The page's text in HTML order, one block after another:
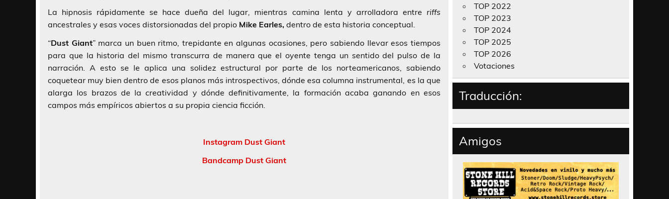
La hipnosis rápidamente se hace dueña del lugar, mientras camina lenta y arrolladora entre riffs
ancestrales y esas voces distorsionadas del propio Mike Earles, dentro de esta historia conceptual.
“Dust Giant” marca un buen ritmo, trepidante en algunas ocasiones, pero sabiendo llevar esos tiempos
para que la historia del mismo transcurra de manera que el oyente tenga un sentido del pulso de la
narración. A esto se le aplica una solidez estructural por parte de los norteamericanos, sabiendo
coquetear muy bien dentro de esos planos más introspectivos, dónde esa columna instrumental, es la que
alarga los brazos de la creatividad y dónde definitivamente, la formación acaba ganando en esos
campos más empíricos abiertos a su propia ciencia ficción.
Instagram Dust Giant
Bandcamp Dust Giant
TOP 2022
TOP 2023
TOP 2024
TOP 2025
TOP 2026
Votaciones
Traducción:
Amigos